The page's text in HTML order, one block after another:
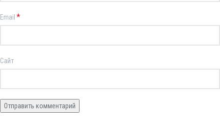
Email *
Сайт